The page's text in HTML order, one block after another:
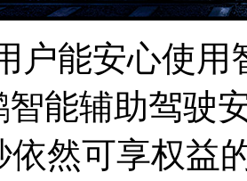
户能安心使
智能辅助驾驶
依然可享权益